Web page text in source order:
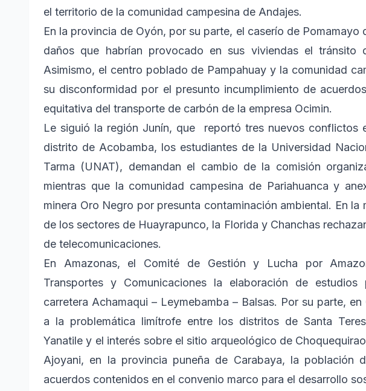
el territorio de la comunidad campesina de Andajes.
En la provincia de Oyón, por su parte, el caserío de Pomamayo
daños que habrían provocado en sus viviendas el tránsito
Asimismo, el centro poblado de Pampahuay y la comunidad
su disconformidad por el presunto incumplimiento de
equitativa del transporte de carbón de la empresa Ocimin.
Le siguió la región Junín, que reportó tres nuevos conflictos
distrito de Acobamba, los estudiantes de la Universidad
Tarma (UNAT), demandan el cambio de la comisión
mientras que la comunidad campesina de Pariahuanca y
minera Oro Negro por presunta contaminación ambiental. En la
de los sectores de Huayrapunco, la Florida y Chanchas
de telecomunicaciones.
En Amazonas, el Comité de Gestión y Lucha por
Transportes y Comunicaciones la elaboración de
carretera Achamaqui – Leymebamba – Balsas. Por su parte,
a la problemática limítrofe entre los distritos de Santa
Yanatile y el interés sobre el sitio arqueológico de
Ajoyani, en la provincia puneña de Carabaya, la población
acuerdos contenidos en el convenio marco para el desarrollo